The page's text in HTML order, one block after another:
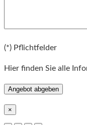
(*) Pflichtfelder
Hier finden Sie alle
×